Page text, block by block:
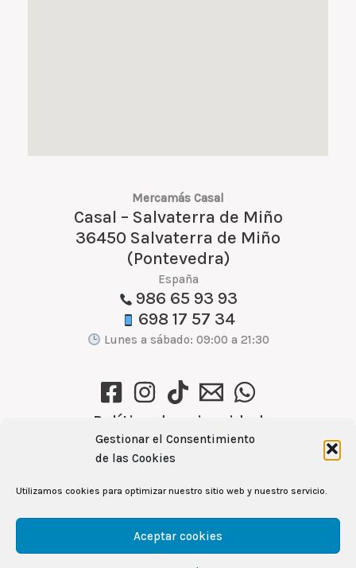
Gestionar el Consentimiento
de las Cookies
Utilizamos cookies para optimizar nuestro sitio web y nuestro servicio.
Aceptar cookies
Mercamás Casal
Casal – Salvaterra de Miño
36450 Salvaterra de Miño
(Pontevedra)
España
986 65 93 93
698 17 57 34
Lunes a sábado: 09:00 a 21:30
Política de privacidad
Política de cookies (UE)
Aviso Legal
Ver recetas →